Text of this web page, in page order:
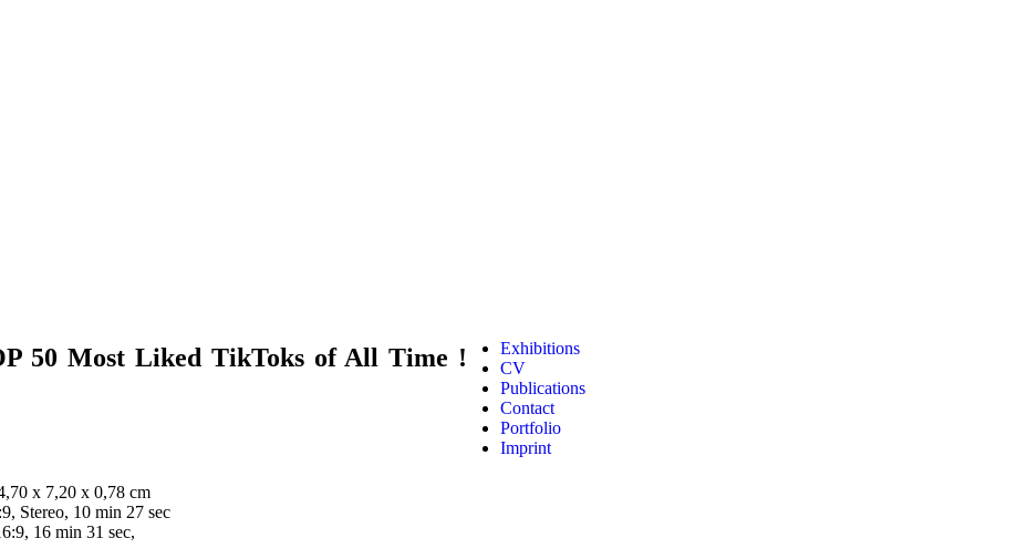
50 Most Liked TikToks of All Time !
x 7,20 x 0,78 cm
Stereo, 10 min 27 sec
16 min 31 sec,
Exhibitions
CV
Publications
Contact
Portfolio
Imprint